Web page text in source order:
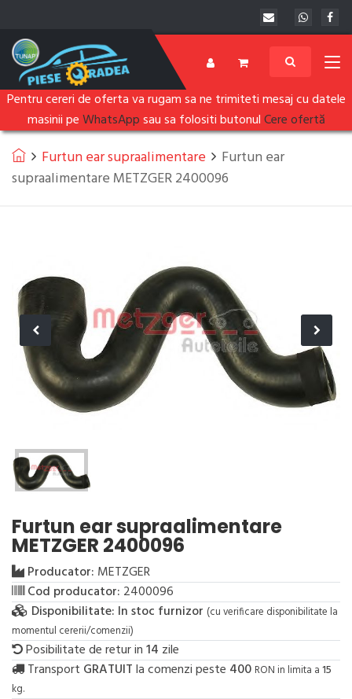
Pentru cereri de oferta va rugam sa ne trimiteti mesaj cu datele
masinii peWhatsAppsau sa folositi butonulCere ofertă
Furtun ear supraalimentare
Furtun ear
supraalimentare METZGER 2400096
Furtun ear supraalimentare
METZGER 2400096
Producator: METZGER
Cod producator: 2400096
Disponibilitate: In stoc furnizor (cu verificare disponibilitate la
momentul cererii/comenzii)
Posibilitate de retur in14 zile
Transport GRATUITla comenzi peste 400 RON in limita a15
kg.